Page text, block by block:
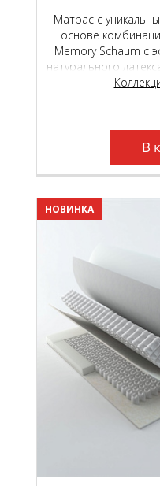
Матрас с
основе
Memory Schaum с
натурального
основной чехол
В
НОВИНКА